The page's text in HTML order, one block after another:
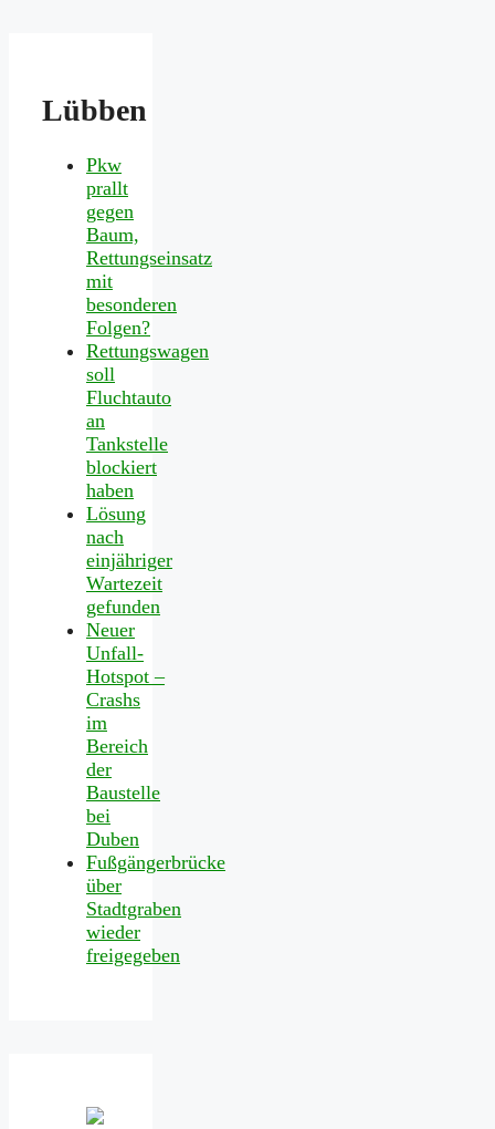
Lübben
Pkw
prallt
gegen
Baum,
Rettungseinsatz
mit
besonderen
Folgen?
Rettungswagen
soll
Fluchtauto
an
Tankstelle
blockiert
haben
Lösung
nach
einjähriger
Wartezeit
gefunden
Neuer
Unfall-
Hotspot –
Crashs
im
Bereich
der
Baustelle
bei
Duben
Fußgängerbrücke
über
Stadtgraben
wieder
freigegeben